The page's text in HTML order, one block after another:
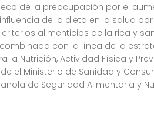
de la preocupación por el
de la dieta en la salud
alimenticios de la rica y
con la línea de la
la Nutrición, Actividad Física y
el Ministerio de Sanidad y
de Seguridad Alimentaria y